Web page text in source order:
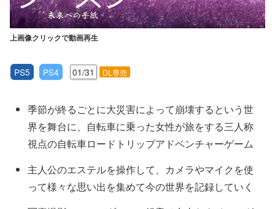
上画像クリックで動画再生
PS5 PS4 01/31 DL専売
季節が終るごとに大災害によって崩壊するという世
界を舞台に、自転車に乗った女性が旅をする三人称
視点の自転車ロードトリップアドベンチャーゲーム
主人公のエステルを操作して、カメラやマイクを使
って様々な思い出を集めて今の世界を記録していく